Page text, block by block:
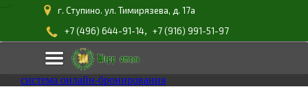
г. Ступино. ул. Тимирязева, д. 17а
+7 (496) 644-91-14, +7 (916) 991-51-97
система онлайн-бронирования